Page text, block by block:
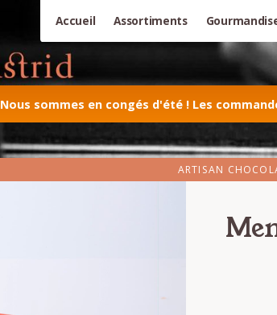
Accueil Assortiments
Nous sommes en congés d'été ! Les
ARTISAN